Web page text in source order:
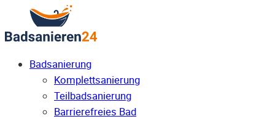
Badsanierung
Komplettsanierung
Teilbadsanierung
Barrierefreies Bad